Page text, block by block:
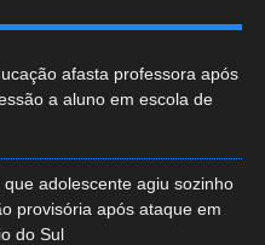
afasta professora após
a aluno em escola de
adolescente agiu sozinho
provisória após ataque em
do Sul